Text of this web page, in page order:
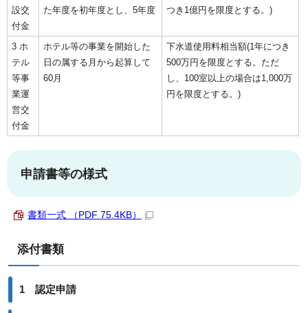
設交
付金
た年度を初年度とし、5年度
つき1億円を限度とする。)
3 ホ
テル
等事
業運
営交
付金
ホテル等の事業を開始した
日の属する月から起算して
60月
下水道使用料相当額(1年につき
500万円を限度とする。ただ
し、100室以上の場合は1,000万
円を限度とする。)
申請書等の様式
書類一式 （PDF 75.4KB）
添付書類
1 認定申請